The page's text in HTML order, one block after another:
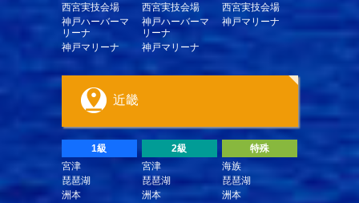
西宮実技会場
神戸ハーバーマ
リーナ
神戸マリーナ
西宮実技会場
神戸ハーバーマ
リーナ
神戸マリーナ
西宮実技会場
神戸マリーナ
近畿
1級
宮津
琵琶湖
洲本
2級
宮津
琵琶湖
洲本
特殊
海族
琵琶湖
洲本